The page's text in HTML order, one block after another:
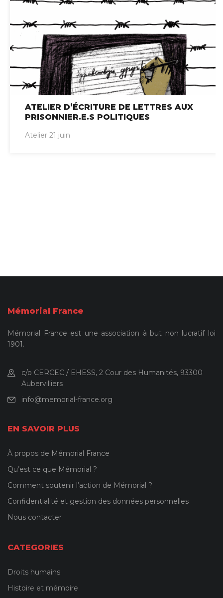
ATELIER D’ÉCRITURE DE LETTRES AUX
PRISONNIER.E.S POLITIQUES
Atelier 21 juin
Mémorial France
Mémorial France est une association à but non lucratif loi
1901.
c/o CERCEC / EHESS, 2 Cour des Humanités, 93300
Aubervilliers
info@memorial-france.org
EN SAVOIR PLUS
À propos de Mémorial France
Qu’est ce que Mémorial ?
Comment soutenir l’action de Mémorial ?
Confidentialité et gestion des données personnelles
Nous contacter
CATEGORIES
Droits humains
Histoire et mémoire